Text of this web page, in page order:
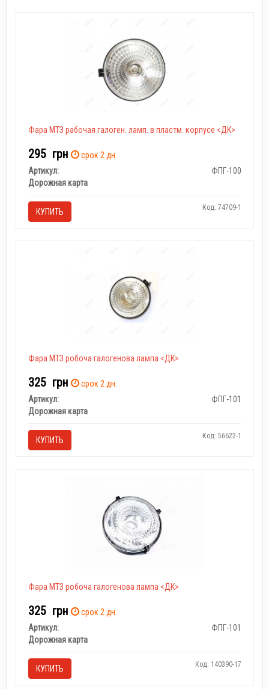
Фара МТЗ рабочая галоген. ламп. в пластм. корпусе <ДК>
295 грн
срок 2 дн.
Артикул:
ФПГ-100
Дорожная карта
КУПИТЬ Код: 74709-1
Фара МТЗ робоча галогенова лампа <ДК>
325 грн
срок 2 дн.
Артикул:
ФПГ-101
Дорожная карта
КУПИТЬ Код: 56622-1
Фара МТЗ робоча галогенова лампа <ДК>
325 грн
срок 2 дн.
Артикул:
ФПГ-101
Дорожная карта
КУПИТЬ Код: 140390-17